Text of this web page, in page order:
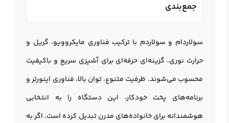
جمع‌بندی
سولاردام و سولاردم با ترکیب فناوری مایکروویو، گریل و
حرارت نوری، گزینه‌ای حرفه‌ای برای آشپزی سریع و باکیفیت
محسوب می‌شوند. ظرفیت متنوع، توان بالا، فناوری اینورتر و
برنامه‌های پخت خودکار، این دستگاه را به انتخابی
هوشمندانه برای خانواده‌های مدرن تبدیل کرده است. اگر به